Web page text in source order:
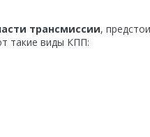
трансмиссии,
такие виды КПП: